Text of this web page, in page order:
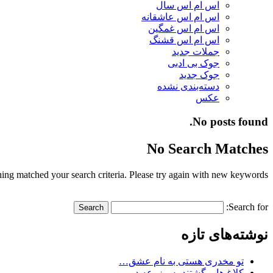
اس ام اس سال
اس ام اس عاشقانه
اس ام اس غمگین
اس ام اس قشنگ
جملات جدید
جوک بی ادبی
جوک جدید
دسته‌بندی نشده
عکس
No posts found.
No Search Matches
matched your search criteria. Please try again with new keywords.
Search for:
نوشته‌های تازه
تو مخدری هستی به نام عشق…